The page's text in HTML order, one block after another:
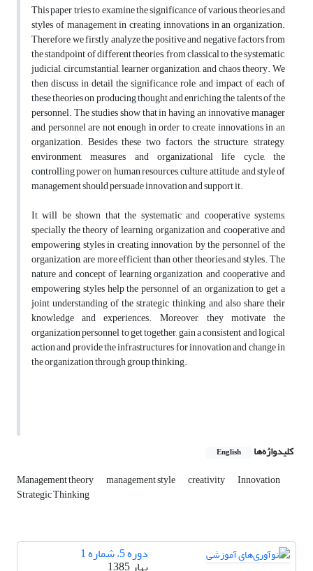
This paper tries to examine the significance of various theories and
styles of management in creating innovations in an organization.
Therefore, we firstly analyze the positive and negative factors from
the standpoint of different theories, from classical to the systematic,
judicial, circumstantial, learner organization, and chaos theory. We
then discuss in detail the significance, role, and impact of each of
these theories on producing thought and enriching the talents of the
personnel. The studies show that in having an innovative manager
and personnel are not enough in order to create innovations in an
organization. Besides these two factors, the structure, strategy,
environment, measures and organizational life cycle, the
controlling power on human resources, culture, attitude, and style of
management should persuade innovation and support it.
It will be shown that the systematic and cooperative systems,
specially the theory of learning organization and cooperative and
empowering styles in creating innovation by the personnel of the
organization, are more efficient than other theories and styles. The
nature and concept of learning organization, and cooperative and
empowering styles help the personnel of an organization to get a
joint understanding of the strategic thinking, and also share their
knowledge and experiences. Moreover, they motivate the
organization personnel to get together, gain a consistent and logical
action and provide the infrastructures for innovation and change in
the organization through group thinking.
کلیدواژه‌ها English
Management theory management style creativity Innovation
Strategic Thinking
دوره 5، شماره 1